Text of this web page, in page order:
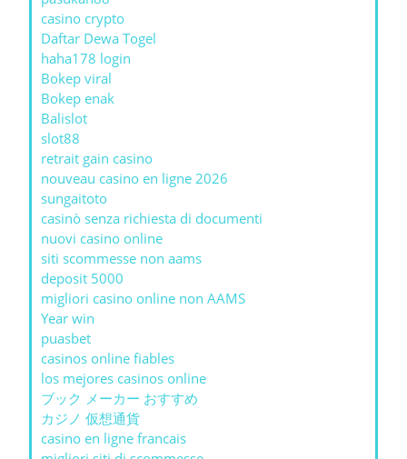
casino crypto
Daftar Dewa Togel
haha178 login
Bokep viral
Bokep enak
Balislot
slot88
retrait gain casino
nouveau casino en ligne 2026
sungaitoto
casinò senza richiesta di documenti
nuovi casino online
siti scommesse non aams
deposit 5000
migliori casino online non AAMS
Year win
puasbet
casinos online fiables
los mejores casinos online
ブック メーカー おすすめ
カジノ 仮想通貨
casino en ligne francais